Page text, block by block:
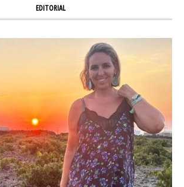
EDITORIAL